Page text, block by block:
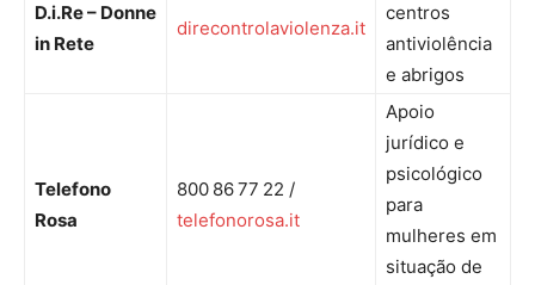
D.i.Re – Donne
in Rete
direcontrolaviolenza.it
centros
antiviolência
e abrigos
Telefono
Rosa
800 86 77 22 /
telefonorosa.it
Apoio
jurídico e
psicológico
para
mulheres em
situação de